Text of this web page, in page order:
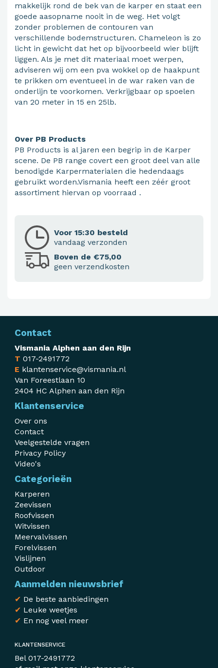
makkelijk rond de bek van de karper en staat een
goede aasopname nooit in de weg. Het volgt
zonder problemen de contouren van
verschillende bodemstructuren. Chameleon is zo
licht in gewicht dat het op bijvoorbeeld wier blijft
liggen. Als je met dit materiaal moet werpen,
adviseren wij om een pva wokkel op de haakpunt
te prikken om eventueel in de war raken van de
onderlijn te voorkomen. Verkrijgbaar op spoelen
van 20 meter in 15 en 25lb.
Over PB Products
PB Products is al jaren een begrip in de Karper
scene. De PB range covert een groot deel van alle
benodigde Karpermaterialen die hedendaags
gebruikt worden.Vismania heeft een zéér groot
assortiment hiervan op voorraad .
Voor 15:30 besteld
vandaag verzonden
Boven de €75,00
geen verzendkosten
Contact
Vismania Alphen aan den Rijn
T 017-2491772
E klantenservice@vismania.nl
Van Foreestlaan 10
2404 HC Alphen aan den Rijn
Klantenservice
Over ons
Contact
Veelgestelde vragen
Privacy Policy
Video's
Categorieën
Karperen
Zeevissen
Roofvissen
Witvissen
Meervalvissen
Forelvissen
Vislijnen
Outdoor
Aanmelden nieuwsbrief
✔ De beste aanbiedingen
✔ Leuke weetjes
✔ En nog veel meer
KLANTENSERVICE
Bel 017-2491772